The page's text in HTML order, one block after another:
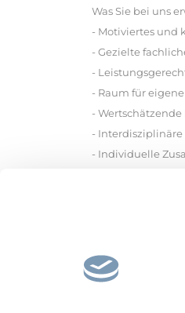
Was Sie bei uns
- Motiviertes und
- Gezielte
-
- Raum für
-
-
- Individuelle
E-Mail: